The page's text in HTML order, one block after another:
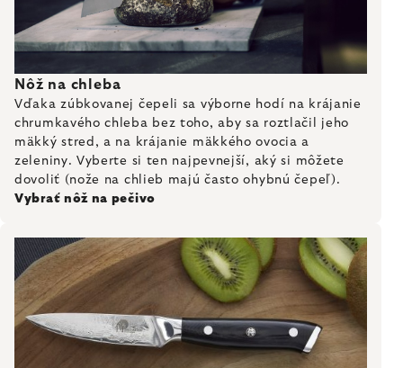
Nôž na chleba
Vďaka zúbkovanej čepeli sa výborne hodí na krájanie
chrumkavého chleba bez toho, aby sa roztlačil jeho
mäkký stred, a na krájanie mäkkého ovocia a
zeleniny. Vyberte si ten najpevnejší, aký si môžete
dovoliť (nože na chlieb majú často ohybnú čepeľ).
Vybrať nôž na pečivo